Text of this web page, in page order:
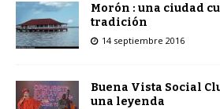
Morón : una ciudad
tradición
14 septiembre 2016
Buena Vista Social
una leyenda